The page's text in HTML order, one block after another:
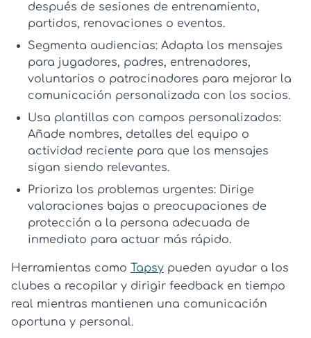
después de sesiones de entrenamiento,
partidos, renovaciones o eventos.
Segmenta audiencias: Adapta los mensajes
para jugadores, padres, entrenadores,
voluntarios o patrocinadores para mejorar la
comunicación personalizada con los socios.
Usa plantillas con campos personalizados:
Añade nombres, detalles del equipo o
actividad reciente para que los mensajes
sigan siendo relevantes.
Prioriza los problemas urgentes: Dirige
valoraciones bajas o preocupaciones de
protección a la persona adecuada de
inmediato para actuar más rápido.
Herramientas como Tapsy pueden ayudar a los
clubes a recopilar y dirigir feedback en tiempo
real mientras mantienen una comunicación
oportuna y personal.